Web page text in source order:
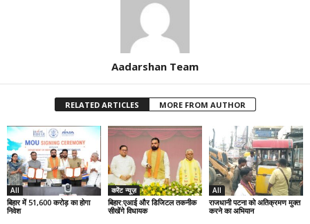
Aadarshan Team
RELATED ARTICLES MORE FROM AUTHOR
All
बिहार में 51,600 करोड़ का होगा
निवेश
करेंट न्यूज़
बिहार:एआई और डिजिटल तकनीक
सीखेंगे विधायक
All
राजधानी पटना को अतिक्रमण मुक्त
करने का अभियान